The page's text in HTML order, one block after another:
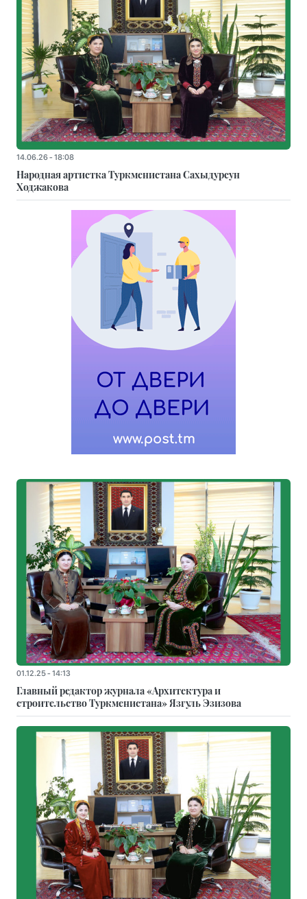
14.06.26 - 18:08
Народная артистка Туркменистана Сахыдурсун
Ходжакова
01.12.25 - 14:13
Главный редактор журнала «Архитектура и
строительство Туркменистана» Язгуль Эзизова